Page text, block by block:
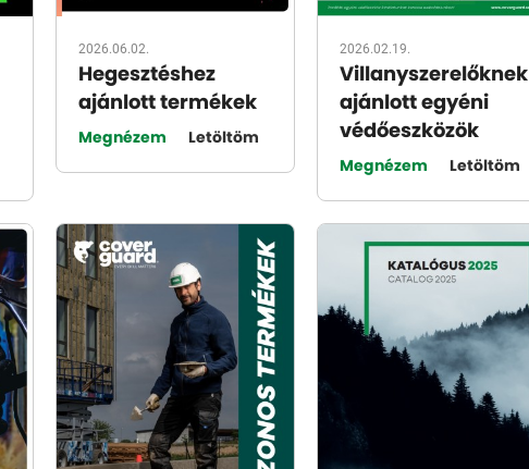
2026.06.02.
Hegesztéshez
ajánlott termékek
Megnézem Letöltöm
2026.02.19.
Villanyszerelőknek
ajánlott egyéni
védőeszközök
Megnézem Letöltöm